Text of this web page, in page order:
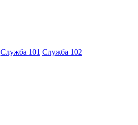
Служба 101 Служба 102